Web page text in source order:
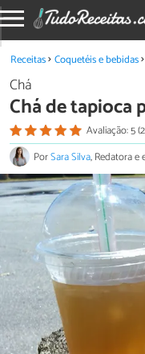
Receitas Coquetéis e bebidas
Chá
Chá de tapioca
Avaliação: 5
PorSara Silva, Redatora e